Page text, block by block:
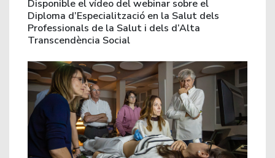
Disponible el vídeo del webinar sobre el
Diploma d’Especialització en la Salut dels
Professionals de la Salut i dels d’Alta
Transcendència Social